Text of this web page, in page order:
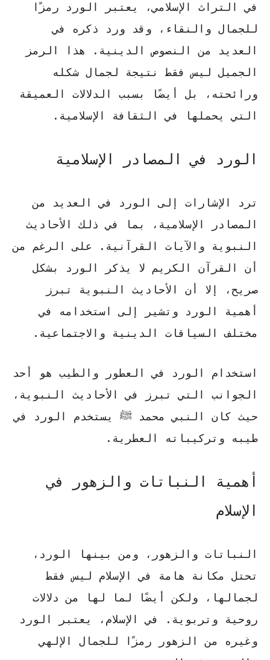
في التراث الإسلامي، يعتبر الورد رمزًا
للجمال والنقاء، وقد ورد ذكره في
العديد من النصوص الدينية. هذا الرمز
الجميل ليس فقط نتيجة لجمال شكله
ورائحته، بل أيضًا بسبب الدلالات العميقة
التي يحملها في الثقافة الإسلامية.
الورد في المصادر الإسلامية
ترد الإشارات إلى الورد في العديد من
المصادر الإسلامية، بما في ذلك الأحاديث
النبوية والآيات القرآنية. على الرغم من
أن القرآن الكريم لا يذكر الورد بشكل
صريح، إلا أن الأحاديث النبوية تبرز
أهمية الورد وتشير إلى استخدامه في
مختلف السياقات الدينية والاجتماعية.
استخدام الورد في العطور والطيب هو أحد
الجوانب التي تبرز في الأحاديث النبوية،
حيث كان النبي محمد ﷺ يستخدم الورد في
طيبه وتركيباته العطرية.
أهمية النباتات والزهور في
الإسلام
النباتات والزهور، ومن بينها الورد،
تحتل مكانة هامة في الإسلام ليس فقط
لجمالها، ولكن أيضًا لما لها من دلالات
روحية وتربوية. في الإسلام، يعتبر الورد
وغيره من الزهور رمزًا للجمال الإلهي